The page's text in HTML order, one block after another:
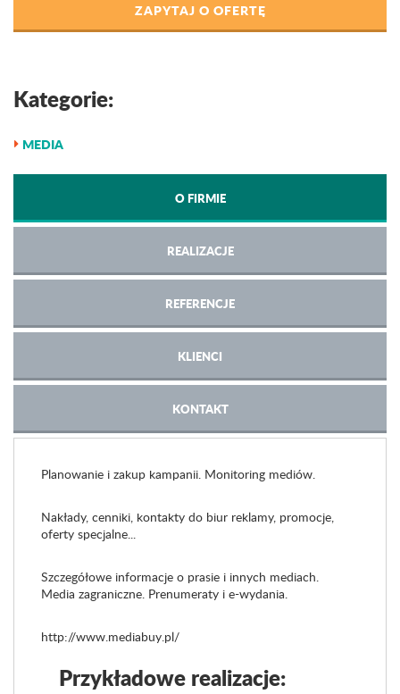
ZAPYTAJ O OFERTĘ
Kategorie:
MEDIA
O FIRMIE
REALIZACJE
REFERENCJE
KLIENCI
KONTAKT
Planowanie i zakup kampanii. Monitoring mediów.
Nakłady, cenniki, kontakty do biur reklamy, promocje,
oferty specjalne...
Szczegółowe informacje o prasie i innych mediach.
Media zagraniczne. Prenumeraty i e-wydania.
http://www.mediabuy.pl/
Przykładowe realizacje: